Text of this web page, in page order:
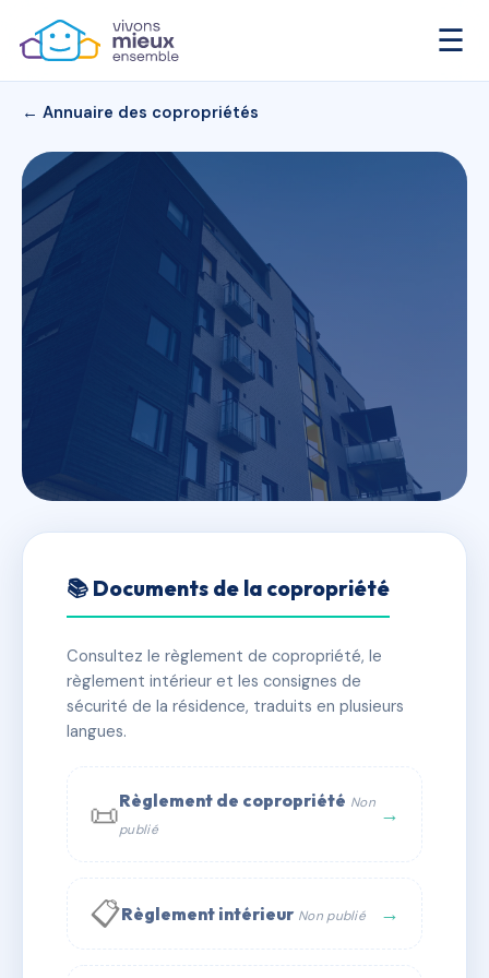
☰
← Annuaire des copropriétés
L'EQUINOXE
✓ Immatriculée 🏠 102 lots 🏗 2 bâtiment(s)
📞 Contacter Syndic Digital
📚 Documents de la copropriété
Consultez le règlement de copropriété, le
règlement intérieur et les consignes de
sécurité de la résidence, traduits en plusieurs
langues.
📜Règlement de copropriété Non
publié
→
📋Règlement intérieur Non publié →